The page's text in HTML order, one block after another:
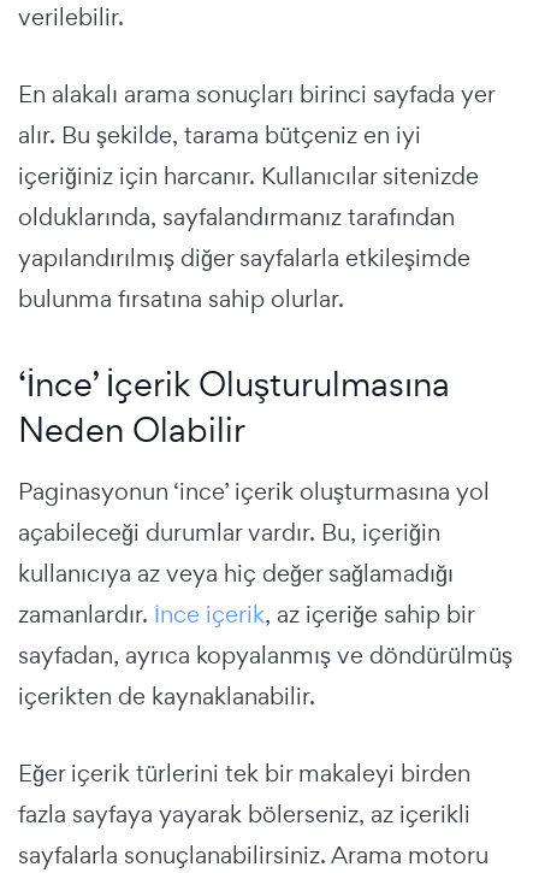
verilebilir.
En alakalı arama sonuçları birinci sayfada yer
alır. Bu şekilde, tarama bütçeniz en iyi
içeriğiniz için harcanır. Kullanıcılar sitenizde
olduklarında, sayfalandırmanız tarafından
yapılandırılmış diğer sayfalarla etkileşimde
bulunma fırsatına sahip olurlar.
‘İnce’ İçerik Oluşturulmasına
Neden Olabilir
Paginasyonun ‘ince’ içerik oluşturmasına yol
açabileceği durumlar vardır. Bu, içeriğin
kullanıcıya az veya hiç değer sağlamadığı
zamanlardır. İnce içerik, az içeriğe sahip bir
sayfadan, ayrıca kopyalanmış ve döndürülmüş
içerikten de kaynaklanabilir.
Eğer içerik türlerini tek bir makaleyi birden
fazla sayfaya yayarak bölerseniz, az içerikli
sayfalarla sonuçlanabilirsiniz. Arama motoru